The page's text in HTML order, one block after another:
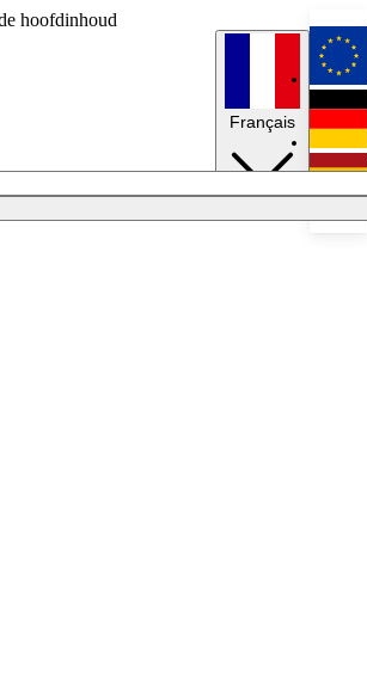
hoofdinhoud
Français